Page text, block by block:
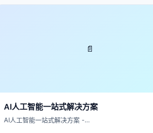
📄
AI人工智能一站式解决方案
AI人工智能一站式解决方案 -…